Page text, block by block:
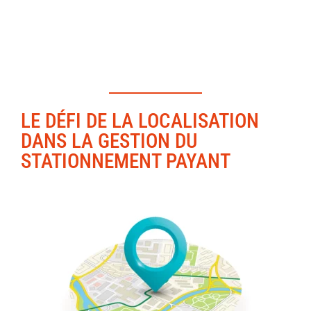
LE DÉFI DE LA LOCALISATION
DANS LA GESTION DU
STATIONNEMENT PAYANT